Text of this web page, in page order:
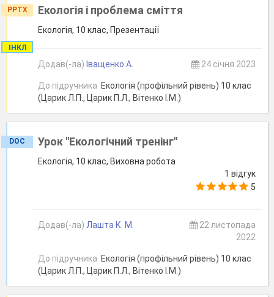
PPTX
ІНКЛ
Екологія і проблема сміття
Екологія, 10 клас, Презентації
Додав(-ла) Іващенко А. 24 січня 2023
До підручника Екологія (профільний рівень) 10 клас
(Царик Л.П., Царик П.Л., Вітенко І.М.)
DOC Урок "Екологічний тренінг"
Екологія, 10 клас, Виховна робота
1 відгук
5
Додав(-ла) Лашта К. М.
22 листопада
2022
До підручника Екологія (профільний рівень) 10 клас
(Царик Л.П., Царик П.Л., Вітенко І.М.)